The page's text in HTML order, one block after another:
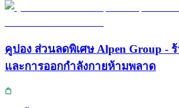
คูปอง ส่วนลดพิเศษ Alpen Group -
และการออกกำลังกายห้ามพลาด